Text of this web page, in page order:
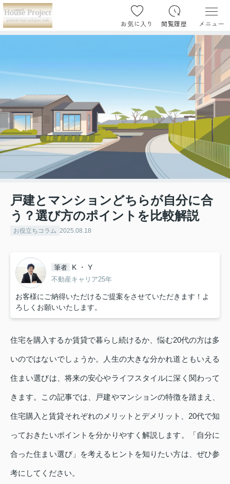
お気に入り 閲覧履歴 メニュー
戸建とマンションどちらが自分に合
う？選び方のポイントを比較解説
お役立ちコラム 2025.08.18
筆者 K ・ Y
不動産キャリア25年
お客様にご納得いただけるご提案をさせていただきます！よ
ろしくお願いいたします。
住宅を購入するか賃貸で暮らし続けるか、悩む20代の方は多
いのではないでしょうか。人生の大きな分かれ道ともいえる
住まい選びは、将来の安心やライフスタイルに深く関わって
きます。この記事では、戸建やマンションの特徴を踏まえ、
住宅購入と賃貸それぞれのメリットとデメリット、20代で知
っておきたいポイントを分かりやすく解説します。「自分に
合った住まい選び」を考えるヒントを知りたい方は、ぜひ参
考にしてください。